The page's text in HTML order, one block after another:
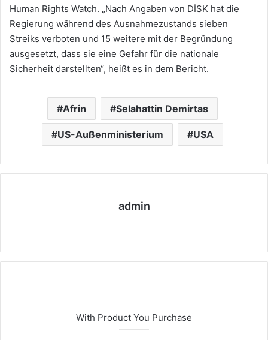
Human Rights Watch. „Nach Angaben von DİSK hat die
Regierung während des Ausnahmezustands sieben
Streiks verboten und 15 weitere mit der Begründung
ausgesetzt, dass sie eine Gefahr für die nationale
Sicherheit darstellten“, heißt es in dem Bericht.
Afrin Selahattin Demirtas
US-Außenministerium USA
admin
eit
With Product You Purchase